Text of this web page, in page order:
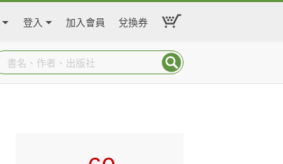
登入 加入會員 兌換券